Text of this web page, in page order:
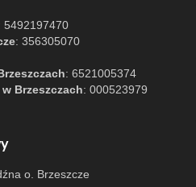
5492197470
: 356305070
: 6521005374
Brzeszczach: 000523979
o. Brzeszcze